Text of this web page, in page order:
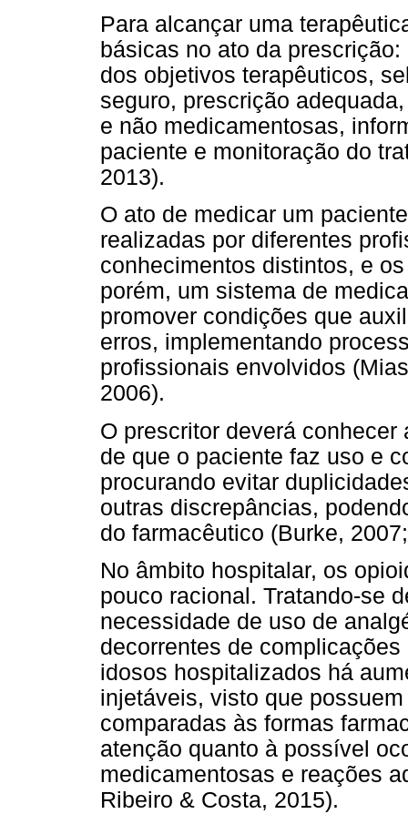
Para alcançar uma
básicas no ato da
dos objetivos terapêuticos,
seguro, prescrição
e não medicamentosas,
paciente e monitoração do
2013).
O ato de medicar um
realizadas por diferentes
conhecimentos distintos, e
porém, um sistema de
promover condições que
erros, implementando
profissionais envolvidos
2006).
O prescritor deverá
de que o paciente faz uso e
procurando evitar
outras discrepâncias,
do farmacêutico (Burke,
No âmbito hospitalar, os
pouco racional. Tratando-se
necessidade de uso de
decorrentes de
idosos hospitalizados há
injetáveis, visto que
comparadas às formas
atenção quanto à possível
medicamentosas e reações
Ribeiro & Costa, 2015).